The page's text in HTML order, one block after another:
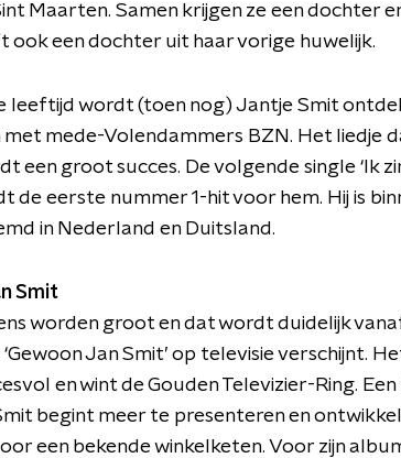
Maarten. Samen krijgen ze een dochter
ook een dochter uit haar vorige huwelijk.
leeftijd wordt (toen nog) Jantje Smit
met mede-Volendammers BZN. Het liedje
een groot succes. De volgende single ‘Ik
de eerste nummer 1-hit voor hem. Hij is
in Nederland en Duitsland.
Smit
worden groot en dat wordt duidelijk
Jan Smit’ op televisie verschijnt.
en wint de Gouden Televizier-Ring.
begint meer te presenteren en
een bekende winkelketen. Voor zijn